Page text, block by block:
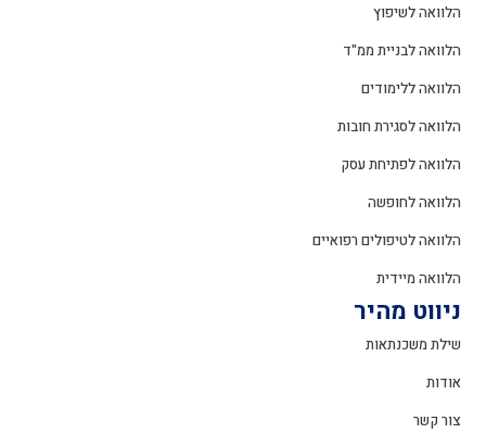
הלוואה לשיפוץ
הלוואה לבניית ממ"ד
הלוואה ללימודים
הלוואה לסגירת חובות
הלוואה לפתיחת עסק
הלוואה לחופשה
הלוואה לטיפולים רפואיים
הלוואה מיידית
ניווט מהיר
שילת משכנתאות
אודות
צור קשר